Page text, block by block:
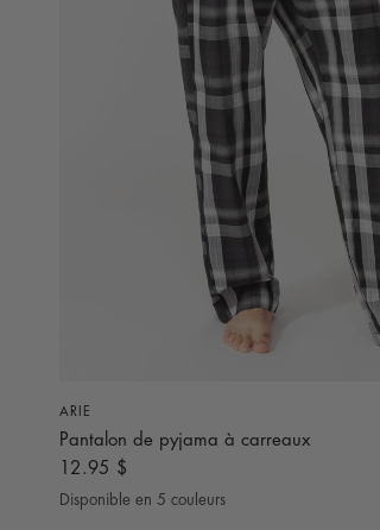
ARIE
Pantalon de pyjama à carreaux
12.95 $
Noir
Disponible en 5 couleurs